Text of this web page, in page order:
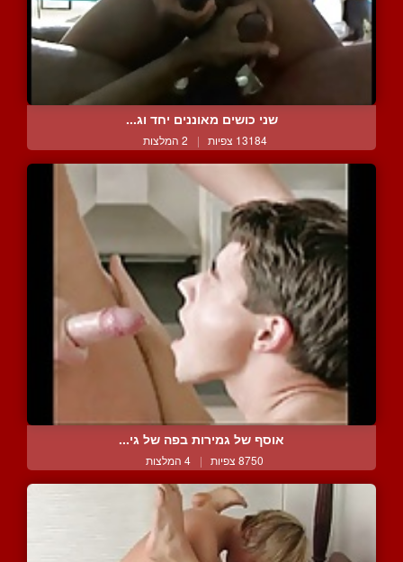
שני כושים מאוננים יחד וג...
13184 צפיות | 2 המלצות
אוסף של גמירות בפה של גי...
8750 צפיות | 4 המלצות